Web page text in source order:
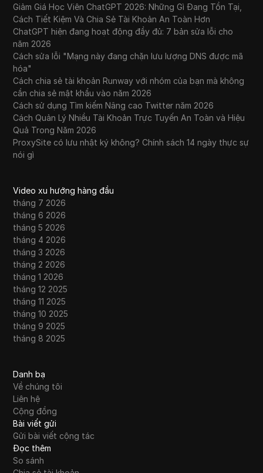
Giảm Giá Học Viên ChatGPT 2026: Những Gì Đang Tồn Tại,
Cách Tiết Kiệm Và Chia Sẻ Tài Khoản An Toàn Hơn
ChatGPT hiện đang hoạt động đầy đủ: 7 bản sửa lỗi cho
năm 2026
Cách sửa lỗi "Mạng này đang chặn lưu lượng DNS được mã
hóa"
Cách chia sẻ tài khoản Runway với nhóm của bạn mà không
cần chia sẻ mật khẩu vào năm 2026
Cách sử dụng Tìm kiếm Nâng cao Twitter năm 2026
Cách Quản Lý Nhiều Tài Khoản Trực Tuyến An Toàn và Hiệu
Quả Trong Năm 2026
ProxySite có lưu nhật ký không? Chính sách 14 ngày thực sự
nói gì
Video xu hướng hàng đầu
tháng 7 2026
tháng 6 2026
tháng 5 2026
tháng 4 2026
tháng 3 2026
tháng 2 2026
tháng 1 2026
tháng 12 2025
tháng 11 2025
tháng 10 2025
tháng 9 2025
tháng 8 2025
Danh bạ
Về chúng tôi
Liên hệ
Cộng đồng
Bài viết gửi
Gửi bài viết cộng tác
Đọc thêm
So sánh